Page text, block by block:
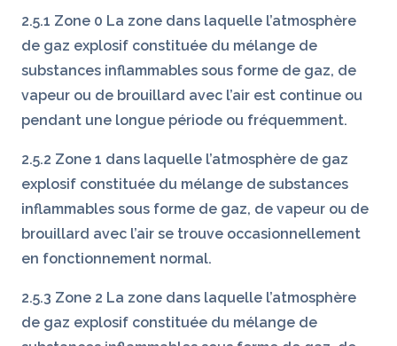
2.5.1 Zone 0 La zone dans laquelle l’atmosphère
de gaz explosif constituée du mélange de
substances inflammables sous forme de gaz, de
vapeur ou de brouillard avec l’air est continue ou
pendant une longue période ou fréquemment.
2.5.2 Zone 1 dans laquelle l’atmosphère de gaz
explosif constituée du mélange de substances
inflammables sous forme de gaz, de vapeur ou de
brouillard avec l’air se trouve occasionnellement
en fonctionnement normal.
2.5.3 Zone 2 La zone dans laquelle l’atmosphère
de gaz explosif constituée du mélange de